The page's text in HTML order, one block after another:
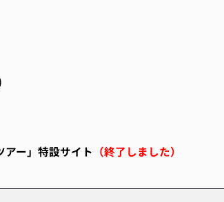
アー」特設サイト （終了しました）